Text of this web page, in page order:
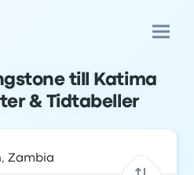
till Katima
& Tidtabeller